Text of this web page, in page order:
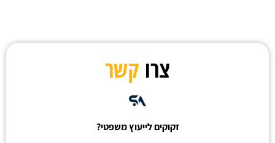
צרו קשר
זקוקים לייעוץ משפטי?